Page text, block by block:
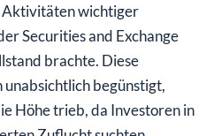
Aktivitäten wichtiger
Securities and Exchange
brachte. Diese
begünstigt,
Höhe trieb, da Investoren in